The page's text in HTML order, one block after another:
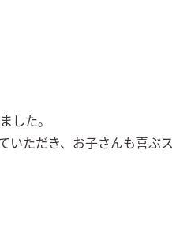
した。
いただき、お子さんも喜ぶス